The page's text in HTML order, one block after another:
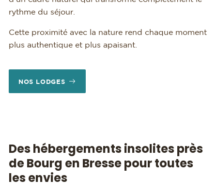
rythme du séjour.
Cette proximité avec la nature rend chaque moment
plus authentique et plus apaisant.
NOS LODGES
Des hébergements insolites près
de Bourg en Bresse pour toutes
les envies